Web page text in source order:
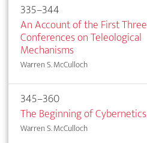
335–344
An Account of the First Three
Conferences on Teleological
Mechanisms
Warren S. McCulloch
345–360
The Beginning of Cybernetics
Warren S. McCulloch